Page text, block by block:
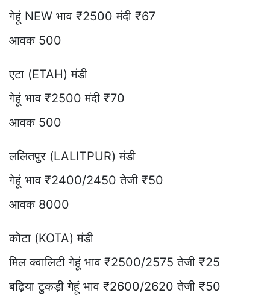
गेहूं NEW भाव ₹2500 मंदी ₹67
आवक 500
एटा (ETAH) मंडी
गेहूं भाव ₹2500 मंदी ₹70
आवक 500
ललितपुर (LALITPUR) मंडी
गेहूं भाव ₹2400/2450 तेजी ₹50
आवक 8000
कोटा (KOTA) मंडी
मिल क्वालिटी गेहूं भाव ₹2500/2575 तेजी ₹25
बढ़िया टुकड़ी गेहूं भाव ₹2600/2620 तेजी ₹50